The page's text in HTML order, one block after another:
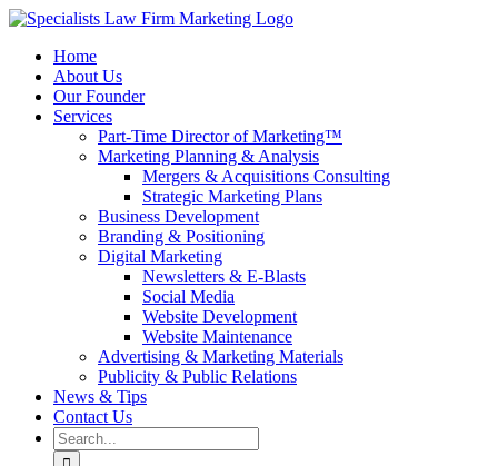
Skip
contentHome
About Us
Our Founder
Services
Part-Time Director of Marketing™
Marketing Planning & Analysis
Mergers & Acquisitions Consulting
Strategic Marketing Plans
Business Development
Branding & Positioning
Digital Marketing
Newsletters & E-Blasts
Social Media
Website Development
Website Maintenance
Advertising & Marketing Materials
Publicity & Public Relations
News & Tips
Contact Us
Search
for: